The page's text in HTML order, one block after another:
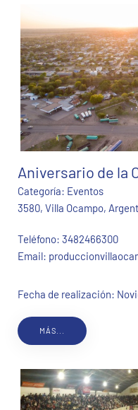
Aniversario de la
Categoría: Eventos
3580, Villa Ocampo,
Teléfono: 3482466300
Email:
Fecha de realización:
MÁS...